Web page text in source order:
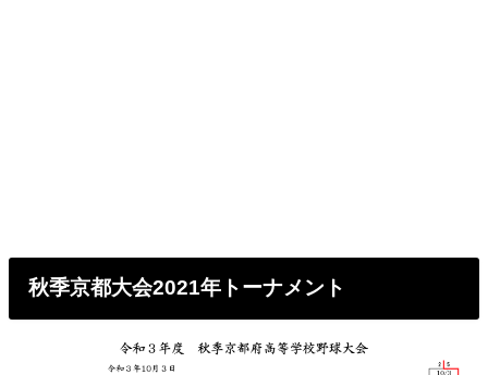
秋季京都大会2021年トーナメント